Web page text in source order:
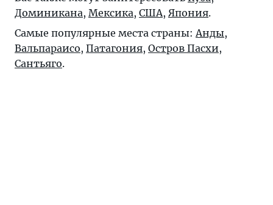
Доминикана, Мексика, США, Япония.
Самые популярные места страны:Анды,
Вальпараисо, Патагония, Остров Пасхи,
Сантьяго.